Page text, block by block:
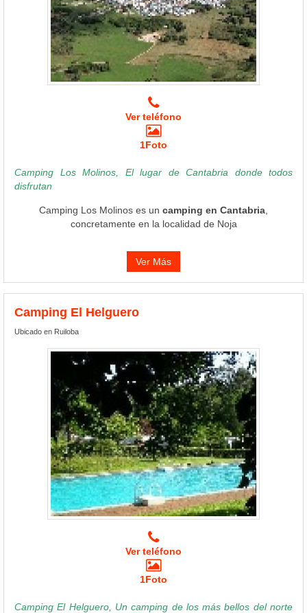
Ver teléfono
1Foto
Camping Los Molinos, El lugar de Cantabria donde todos
disfrutan
Camping Los Molinos es un camping en Cantabria
concretamente en la localidad de Noja
Ver Más
Camping El Helguero
Ubicado en Ruiloba
Ver teléfono
1Foto
Camping El Helguero, Un camping de los más bellos del norte